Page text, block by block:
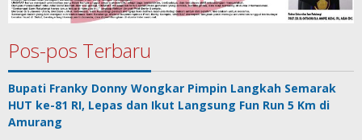
Pos-pos Terbaru
Bupati Franky Donny Wongkar Pimpin Langkah Semarak
HUT ke-81 RI, Lepas dan Ikut Langsung Fun Run 5 Km di
Amurang